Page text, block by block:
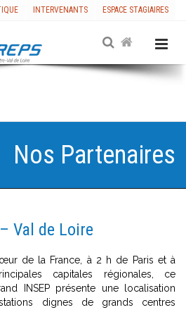
INTERVENANTS ESPACE STAGIAIRES
Nos Partenaires
Val de Loire
de la France, à 2 h de Paris et à
capitales régionales, ce
INSEP présente une localisation
dignes de grands centres